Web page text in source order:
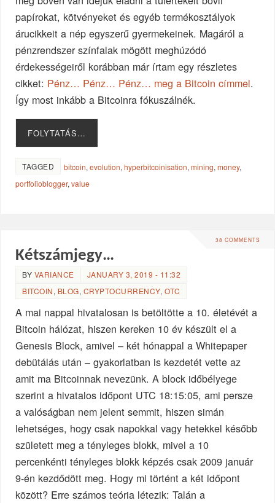
papírokat, kötvényeket és egyéb termékosztályok
árucikkeit a nép egyszerű gyermekeinek. Magáról a
pénzrendszer színfalak mögött meghúzódó
érdekességeiről korábban már írtam egy részletes
cikket: Pénz… Pénz… Pénz… meg a Bitcoin címmel.
Így most inkább a Bitcoinra fókuszálnék.
FOLYTATÁS…
TAGGED bitcoin,evolution,hyperbitcoinisation,mining,money,
portfolioblogger,value
38 COMMENTS
Kétszámjegy…
BY VARIANCE
JANUARY 3, 2019 - 11:32
BITCOIN, BLOG, CRYPTOCURRENCY, OTC
A mai nappal hivatalosan is betöltötte a 10. életévét a
Bitcoin hálózat, hiszen kereken 10 év készült el a
Genesis Block, amivel – két hónappal a Whitepaper
debütálás után – gyakorlatban is kezdetét vette az
amit ma Bitcoinnak nevezünk. A block időbélyege
szerint a hivatalos időpont UTC 18:15:05, ami persze
a valóságban nem jelent semmit, hiszen simán
lehetséges, hogy csak napokkal vagy hetekkel később
született meg a tényleges blokk, mivel a 10
percenkénti tényleges blokk képzés csak 2009 január
9-én kezdődött meg. Hogy mi történt a két időpont
között? Erre számos teória létezik: Talán a